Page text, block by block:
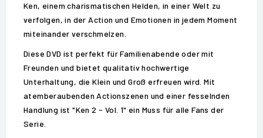
Ken, einem charismatischen Helden, in einer Welt zu
verfolgen, in der Action und Emotionen in jedem Moment
miteinander verschmelzen.
Diese DVD ist perfekt für Familienabende oder mit
Freunden und bietet qualitativ hochwertige
Unterhaltung, die Klein und Groß erfreuen wird. Mit
atemberaubenden Actionszenen und einer fesselnden
Handlung ist "Ken 2 - Vol. 1" ein Muss für alle Fans der
Serie.